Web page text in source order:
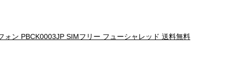
ン PBCK0003JP SIMフリー フューシャレッド 送料無料